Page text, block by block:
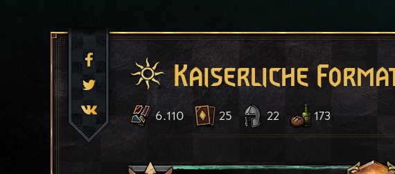
Kaiserliche
6.110 25 22 173